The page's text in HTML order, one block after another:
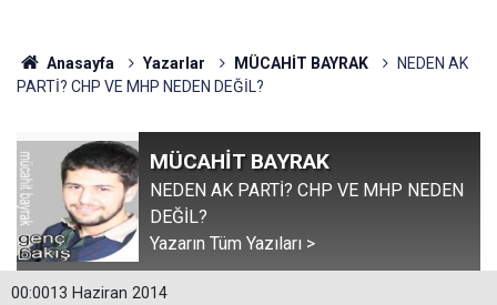
Anasayfa Yazarlar MÜCAHİT BAYRAK
NEDEN AK
PARTİ? CHP VE MHP NEDEN DEĞİL?
MÜCAHİT BAYRAK
NEDEN AK PARTİ? CHP VE MHP NEDEN
DEĞİL?
Yazarın Tüm Yazıları >
00:0013 Haziran 2014